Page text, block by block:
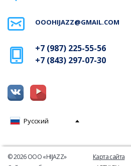
OOOHIJAZZ@GMAIL.COM
+7 (987) 225-55-56
+7 (843) 297-07-30
Русский
© 2026 ООО «HIJAZZ»
Карта сайта